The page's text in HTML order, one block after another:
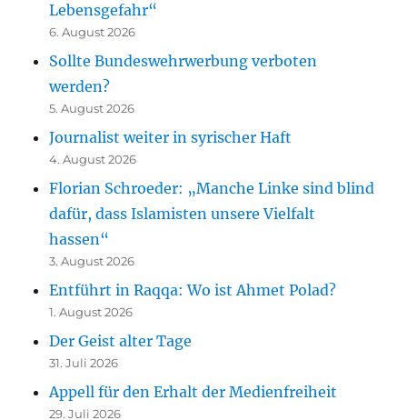
Lebensgefahr“
6. August 2026
Sollte Bundeswehrwerbung verboten
werden?
5. August 2026
Journalist weiter in syrischer Haft
4. August 2026
Florian Schroeder: „Manche Linke sind blind
dafür, dass Islamisten unsere Vielfalt
hassen“
3. August 2026
Entführt in Raqqa: Wo ist Ahmet Polad?
1. August 2026
Der Geist alter Tage
31. Juli 2026
Appell für den Erhalt der Medienfreiheit
29. Juli 2026